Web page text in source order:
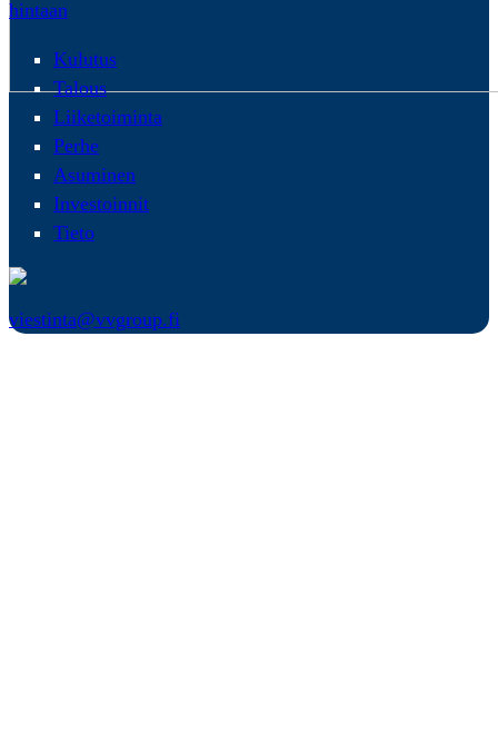
hintaan
Kulutus
Talous
Liiketoiminta
Perhe
Asuminen
Investoinnit
Tieto
viestinta@vvgroup.fi